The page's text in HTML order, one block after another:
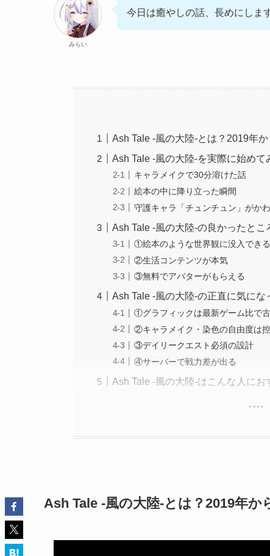
みらい
今日は癒やしの話、長めにしま
Ash Tale -風の大陸-とは？2019年
Ash Tale -風の大陸-を実際に始めて
キャラメイクで30分溶けた話
絵本の中に降り立った瞬間
守護キャラ「チュンチュン」がか
Ash Tale -風の大陸-の良かったとこ
①絵本のような世界観に没入できる
②生活コンテンツが本気
③無料でアバターがもらえる
Ash Tale -風の大陸-の正直に気にな
①グラフィックは最新ゲーム比で
②キャラメイク・染色の自由度は
③デイリークエスト必須の設計
④サーバーで戦力差が出る
Ash Tale -風の大陸-はこんな人にお
Ash Tale -風の大陸-とは？2019年